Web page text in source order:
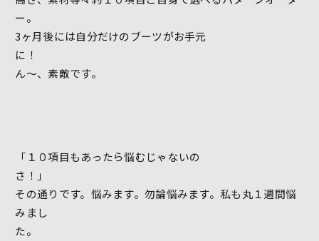
ー。
3ヶ月後には自分だけのブーツがお手元
に
ん～、素敵です。
「１０項目もあったら悩むじゃないの
さ
その通りです。悩みます。勿論悩みます。私も丸１週間悩
みまし
た